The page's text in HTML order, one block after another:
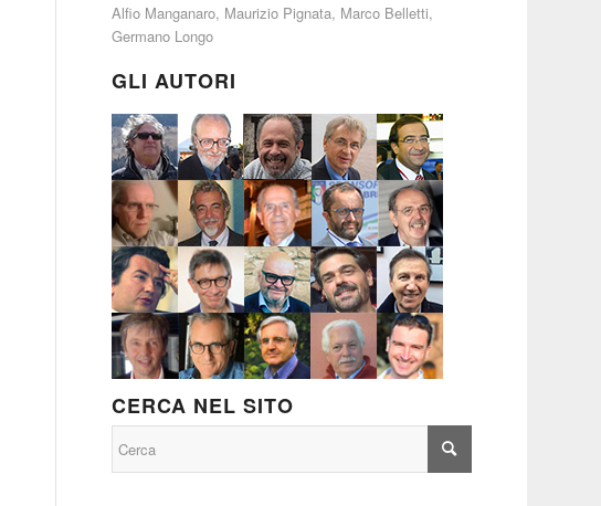
Alfio Manganaro, Maurizio Pignata, Marco Belletti,
Germano Longo
GLI AUTORI
CERCA NEL SITO